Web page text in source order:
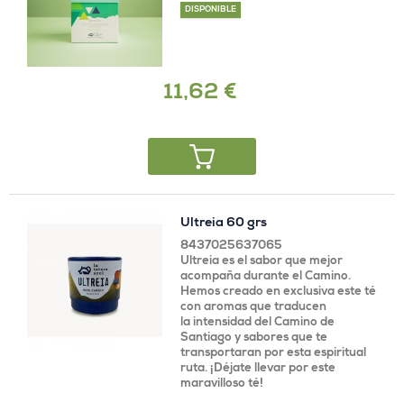
DISPONIBLE
11,62 €
Ultreia 60 grs
8437025637065
Ultreia es el sabor que mejor
acompaña durante el Camino.
Hemos creado en exclusiva este té
con aromas que traducen
la intensidad del Camino de
Santiago y sabores que te
transportaran por esta espiritual
ruta. ¡Déjate llevar por este
maravilloso té!